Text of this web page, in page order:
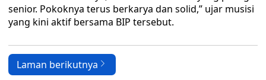
senior. Pokoknya terus berkarya dan solid,” ujar musisi
yang kini aktif bersama BIP tersebut.
Laman berikutnya